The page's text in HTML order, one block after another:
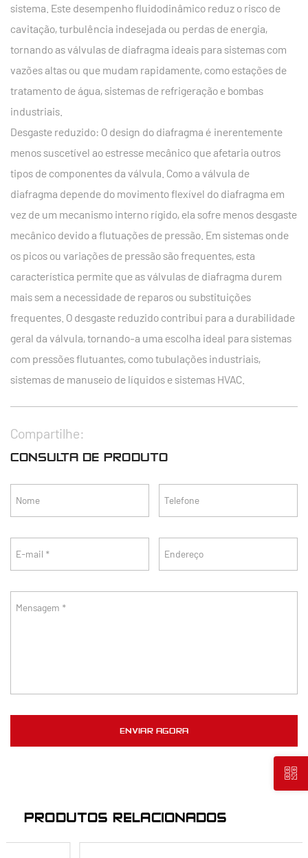
sistema. Este desempenho fluidodinâmico reduz o risco de
cavitação, turbulência indesejada ou perdas de energia,
tornando as válvulas de diafragma ideais para sistemas com
vazões altas ou que mudam rapidamente, como estações de
tratamento de água, sistemas de refrigeração e bombas
industriais.
Desgaste reduzido: O design do diafragma é inerentemente
menos suscetível ao estresse mecânico que afetaria outros
tipos de componentes da válvula. Como a válvula de
diafragma depende do movimento flexível do diafragma em
vez de um mecanismo interno rígido, ela sofre menos desgaste
mecânico devido a flutuações de pressão. Em sistemas onde
os picos ou variações de pressão são frequentes, esta
característica permite que as válvulas de diafragma durem
mais sem a necessidade de reparos ou substituições
frequentes. O desgaste reduzido contribui para a durabilidade
geral da válvula, tornando-a uma escolha ideal para sistemas
com pressões flutuantes, como tubulações industriais,
sistemas de manuseio de líquidos e sistemas HVAC.
Compartilhe:
CONSULTA DE PRODUTO
PRODUTOS RELACIONADOS